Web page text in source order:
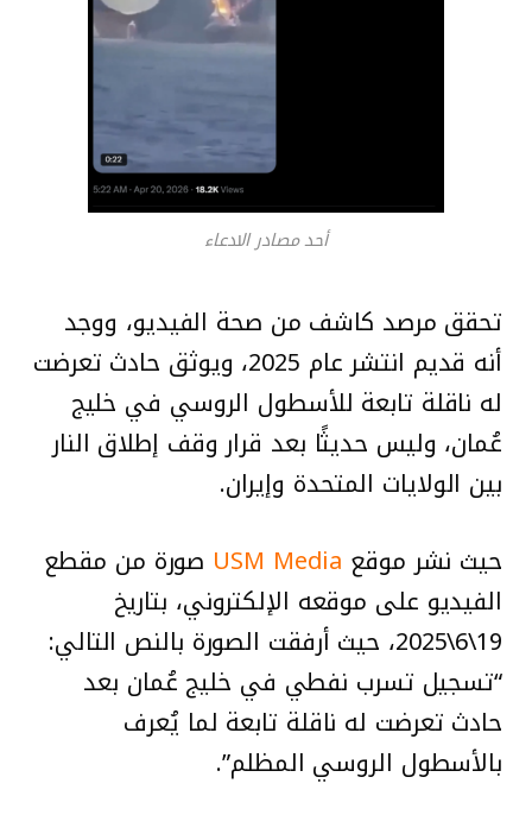
أحد مصادر الادعاء
تحقق مرصد كاشف من صحة الفيديو، ووجد
أنه قديم انتشر عام 2025، ويوثق حادث تعرضت
له ناقلة تابعة للأسطول الروسي في خليج
عُمان، وليس حديثًا بعد قرار وقف إطلاق النار
بين الولايات المتحدة وإيران.
حيث نشر موقع USM Media صورة من مقطع
الفيديو على موقعه الإلكتروني، بتاريخ
19\6\2025، حيث أرفقت الصورة بالنص التالي:
“تسجيل تسرب نفطي في خليج عُمان بعد
حادث تعرضت له ناقلة تابعة لما يُعرف
بالأسطول الروسي المظلم”.